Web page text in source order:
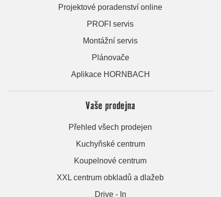
Projektové poradenství online
PROFI servis
Montážní servis
Plánovače
Aplikace HORNBACH
Vaše prodejna
Přehled všech prodejen
Kuchyňské centrum
Koupelnové centrum
XXL centrum obkladů a dlažeb
Drive - In